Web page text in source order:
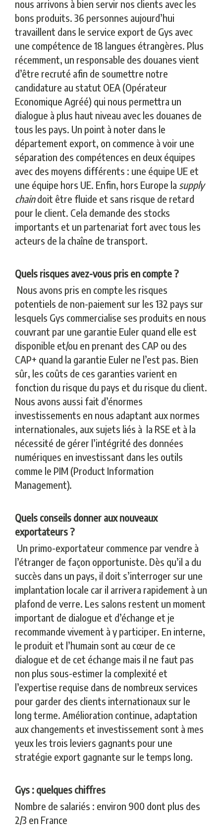
nous arrivons à bien servir nos clients avec les
bons produits. 36 personnes aujourd’hui
travaillent dans le service export de Gys avec
une compétence de 18 langues étrangères. Plus
récemment, un responsable des douanes vient
d’être recruté afin de soumettre notre
candidature au statut OEA (Opérateur
Economique Agréé) qui nous permettra un
dialogue à plus haut niveau avec les douanes de
tous les pays. Un point à noter dans le
département export, on commence à voir une
séparation des compétences en deux équipes
avec des moyens différents : une équipe UE et
une équipe hors UE. Enfin, hors Europe la supply
chaindoit être fluide et sans risque de retard
pour le client. Cela demande des stocks
importants et un partenariat fort avec tous les
acteurs de la chaîne de transport.
Quels risques avez-vous pris en compte ?
Nous avons pris en compte les risques
potentiels de non-paiement sur les 132 pays sur
lesquels Gys commercialise ses produits en nous
couvrant par une garantie Euler quand elle est
disponible et/ou en prenant des CAP ou des
CAP+ quand la garantie Euler ne l’est pas. Bien
sûr, les coûts de ces garanties varient en
fonction du risque du pays et du risque du client.
Nous avons aussi fait d’énormes
investissements en nous adaptant aux normes
internationales, aux sujets liés à la RSE et à la
nécessité de gérer l’intégrité des données
numériques en investissant dans les outils
comme le PIM (Product Information
Management).
Quels conseils donner aux nouveaux
exportateurs ?
Un primo-exportateur commence par vendre à
l’étranger de façon opportuniste. Dès qu’il a du
succès dans un pays, il doit s’interroger sur une
implantation locale car il arrivera rapidement à un
plafond de verre. Les salons restent un moment
important de dialogue et d’échange et je
recommande vivement à y participer. En interne,
le produit et l’humain sont au cœur de ce
dialogue et de cet échange mais il ne faut pas
non plus sous-estimer la complexité et
l’expertise requise dans de nombreux services
pour garder des clients internationaux sur le
long terme. Amélioration continue, adaptation
aux changements et investissement sont à mes
yeux les trois leviers gagnants pour une
stratégie export gagnante sur le temps long.
Gys : quelques chiffres
Nombre de salariés : environ 900 dont plus des
2/3 en France